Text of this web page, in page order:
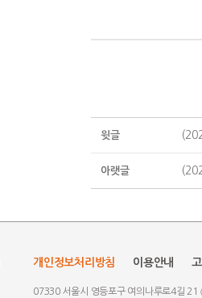
윗글
아랫글
개인정보처리방침 이용안내
07330 서울시 영등포구 여의나루로4길 21